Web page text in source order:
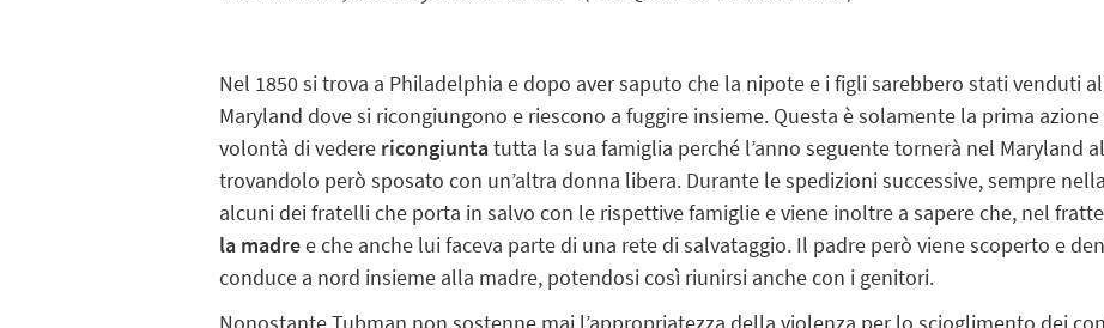
Nel 1850 si trova a Philadelphia e dopo aver saputo che la nipote e i figli sarebbero stati venduti
Maryland dove si ricongiungono e riescono a fuggire insieme. Questa è solamente la prima
volontà di vedere ricongiuntatutta la sua famiglia perché l’anno seguente tornerà nel Maryland
trovandolo però sposato con un’altra donna libera. Durante le spedizioni successive, sempre
alcuni dei fratelli che porta in salvo con le rispettive famiglie e viene inoltre a sapere che, nel
la madree che anche lui faceva parte di una rete di salvataggio. Il padre però viene scoperto e
conduce a nord insieme alla madre, potendosi così riunirsi anche con i genitori.